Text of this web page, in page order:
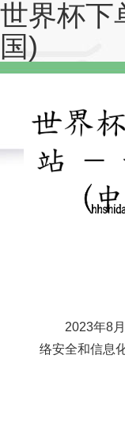
世界杯下
国)
2023年8
络安全和信息化